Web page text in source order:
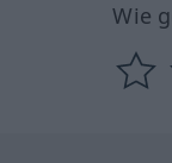
Wie